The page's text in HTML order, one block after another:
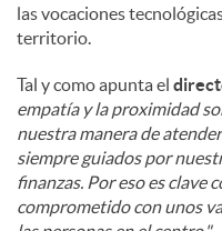
las vocaciones
territorio.
Tal y como apunta el
empatía y la proximidad
nuestra manera de
siempre guiados por
finanzas. Por eso es clave
comprometido con unos